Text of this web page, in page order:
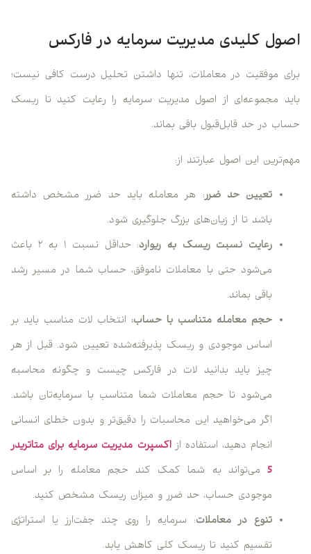
اصول کلیدی مدیریت سرمایه در فارکس
برای موفقیت در معاملات، تنها داشتن تحلیل درست کافی نیست؛
باید مجموعه‌ای از اصول مدیریت سرمایه را رعایت کنید تا ریسک
حساب در حد قابل‌قبول باقی بماند.
مهم‌ترین این اصول عبارتند از:
تعیین حد ضرر: هر معامله باید حد ضرر مشخص داشته
باشد تا از زیان‌های بزرگ جلوگیری شود.
رعایت نسبت ریسک به ریوارد
: حداقل نسبت ۱ به ۲ باعث
می‌شود حتی با معاملات ناموفق، حساب شما در مسیر رشد
باقی بماند.
حجم معامله متناسب با حساب: انتخاب لات مناسب باید بر
اساس موجودی و ریسک پذیرفته‌شده تعیین شود. قبل از هر
چیز باید بدانید لات در فارکس چیست و چگونه محاسبه
می‌شود تا حجم معاملات شما متناسب با سرمایه‌تان باشد.
اگر می‌خواهید این محاسبات را دقیق‌تر و بدون خطای انسانی
انجام دهید، استفاده ازاکسپرت مدیریت سرمایه برای متاتریدر
5 می‌تواند به شما کمک کند حجم معامله را بر اساس
موجودی حساب، حد ضرر و میزان ریسک مشخص کنید.
تنوع در معاملات: سرمایه را روی چند جفت‌ارز یا استراتژی
تقسیم کنید تا ریسک کلی کاهش یابد.